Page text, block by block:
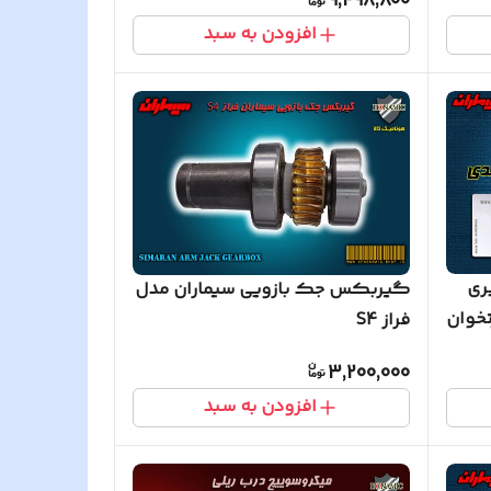
افزودن به سبد
گیربکس جک بازویی سیماران مدل
فراز S4
3,200,000
افزودن به سبد